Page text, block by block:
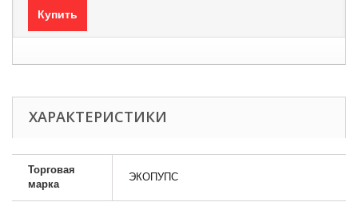
Купить
ХАРАКТЕРИСТИКИ
Торговая
марка
ЭКОПУПС